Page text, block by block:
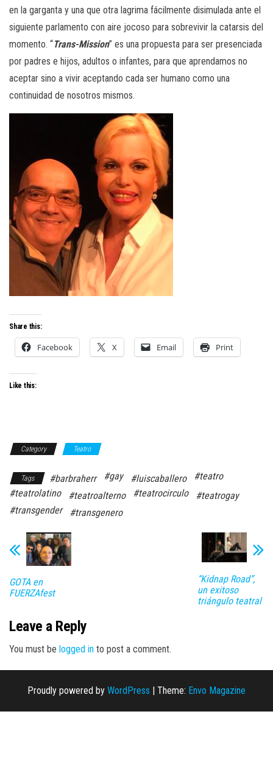
en la garganta y una que otra lagrima fácilmente disimulada ante el
siguiente parlamento con aire jocoso para sobrevivir la catarsis del
momento. “Trans-Mission” es una propuesta para ser presenciada
por padres e hijos, adultos o infantes, para que aprendamos no
aceptar sino a vivir aceptando cada ser humano como una
continuidad de nosotros mismos.
Share this:
Facebook X Email Print
Like this:
Category Teatro
Tags #barbraherr #gay #luiscaballero
#teatro
#teatrolatino
#teatroalterno #teatrocirculo
#teatrogay
#transgender
#transgenero
GOTA en
FUERZAfest
“Kidnap Road”,
un exitoso
triángulo teatral
Leave a Reply
You must be logged in to post a comment.
Proudly powered by WordPress | Theme: Envo Magazine